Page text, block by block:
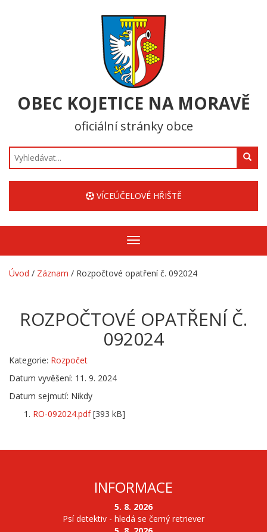
OBEC KOJETICE NA MORAVĚ
oficiální stránky obce
Hledat
VÍCEÚČELOVÉ HŘIŠTĚ
Zobrazit/skrýt
navigaci
Úvod / Záznam / Rozpočtové opatření č. 092024
ROZPOČTOVÉ OPATŘENÍ Č.
092024
Kategorie: Rozpočet
Datum vyvěšení: 11. 9. 2024
Datum sejmutí: Nikdy
RO-092024.pdf[393 kB]
INFORMACE
5. 8. 2026
Psí detektiv - hledá se černý retriever